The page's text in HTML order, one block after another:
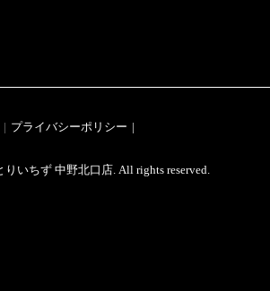
プライバシーポリシー
いちず 中野北口店. All rights reserved.